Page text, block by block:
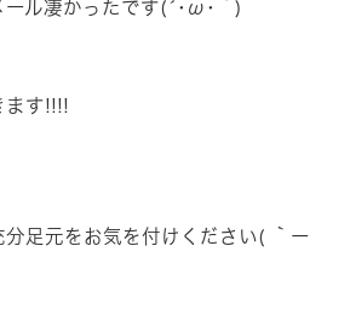
ール凄かったです(´･ω･｀)
ます!!!!
足元をお気を付けください( ｀ー